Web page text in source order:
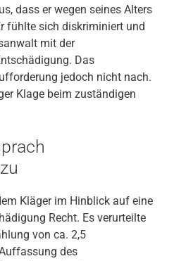
dass er wegen seines Alters
fühlte sich diskriminiert und
mit der
Das
jedoch nicht nach.
Klage beim zuständigen
Kläger im Hinblick auf eine
Recht. Es verurteilte
von ca. 2,5
des